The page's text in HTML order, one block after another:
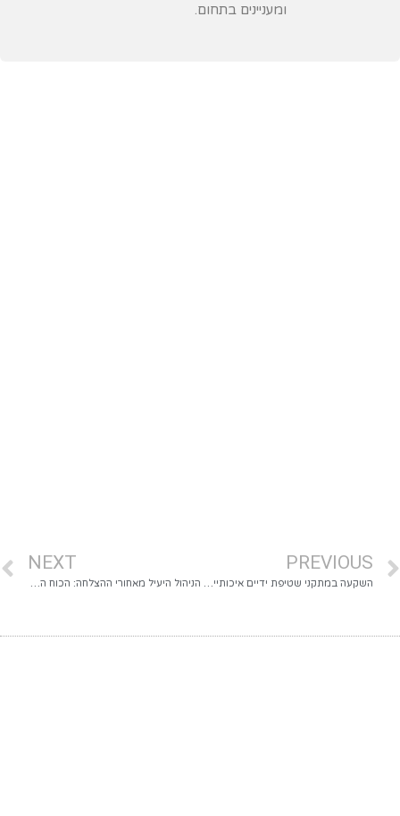
ומעניינים בתחום.
PREVIOUS
השקעה במתקני שטיפת ידיים איכותיים: למה זה משתלם יותר ממה שחשבת
NEXT
הניהול היעיל מאחורי ההצלחה: הכוח המניע של חברת ענב נדל"ן